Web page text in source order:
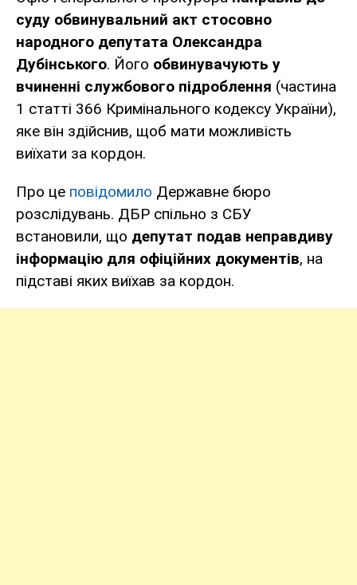
суду обвинувальний акт стосовно
народного депутата Олександра
Дубінського. Його обвинувачують у
вчиненні службового підроблення (частина
1 статті 366 Кримінального кодексу України),
яке він здійснив, щоб мати можливість
виїхати за кордон.
Про це повідомило Державне бюро
розслідувань. ДБР спільно з СБУ
встановили, що депутат подав неправдиву
інформацію для офіційних документів, на
підставі яких виїхав за кордон.